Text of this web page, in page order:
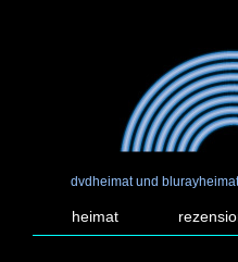
dvdheimat und
heimat